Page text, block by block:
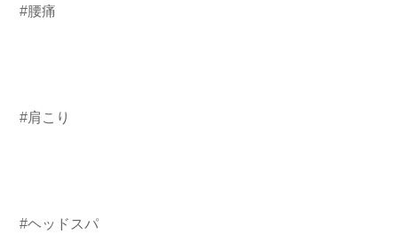
#腰痛
#肩こり
#ヘッドスパ